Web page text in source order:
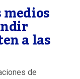
a las
de